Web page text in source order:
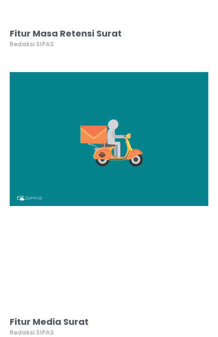
Fitur Masa Retensi Surat
Redaksi SIPAS
Fitur Media Surat
Redaksi SIPAS